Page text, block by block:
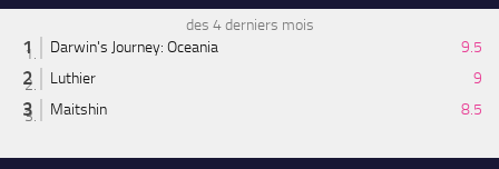
des 4 derniers mois
Darwin's Journey: Oceania
9.5
Luthier
9
Maitshin
8.5